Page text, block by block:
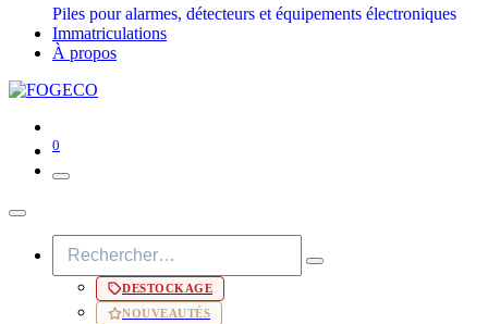
Piles pour alarmes, détecteurs et équipements électroniques
Immatriculations
À propos
0
DESTOCKAGE
NOUVEAUTÉS